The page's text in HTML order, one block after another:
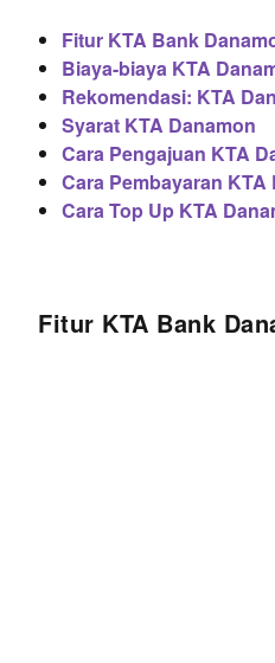
Fitur KTA Bank
Biaya-biaya KTA
Rekomendasi: KTA
Syarat KTA Danamon
Cara Pengajuan KTA
Cara Pembayaran KTA
Cara Top Up KTA
Fitur KTA Bank